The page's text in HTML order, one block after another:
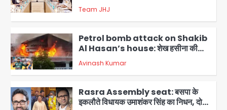
2 Team JHJ
3
Petrol bomb attack on Shakib
Al Hasan’s house: शेख हसीना की
वर्चुअल प्रेस कॉन्फ्रेंस में जुड़ने पर भड़का
गुस्सा, शाकिब अल हसन के मगुरा स्थित घर पर
पेट्रोल बम से हमला
Avinash Kumar
Rasra Assembly seat: बसपा के
इकलौते विधायक उमाशंकर सिंह का निधन, दो